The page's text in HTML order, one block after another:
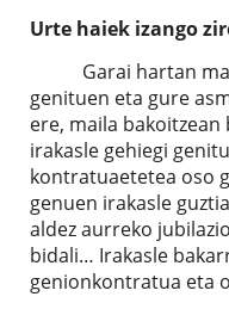
Urte haiek izango
Garai hartan
genituen eta gure
ere, maila bakoitzean
irakasle gehiegi
kontratuaetetea oso
genuen irakasle
aldez aurreko
bidali… Irakasle
genionkontratua eta